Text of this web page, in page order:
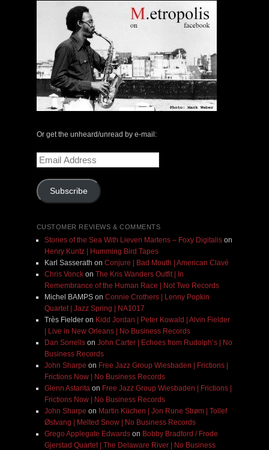
Or get the unheard/unread by e-mail:
Email
Address
Subscribe
CUSTOMER REVIEWS & COMMENTS
Stories of the Sea With Lieven Martens – Foxy Digitalison
Henry Kuntz | Humming Bird Tapes
Karl Sasserath on Conjure | Bad Mouth | American Clavé
Chris Vonckon The Kris Wanders Outfit | In
Remembrance of the Human Race | Not Two Records
Michel BAMPSon Connie Crothers | Lenny Popkin
Quartet | Jazz Spring | NA1017
Très Fielderon Kidd Jordan | Peter Kowald | Alvin Fielder
| Live in New Orleans | No Business Records
Dan Sorrellson John Carter | Echoes from Rudolph’s | No
Business Records
John Sharpe on Free Jazz Group Wiesbaden | Frictions |
Frictions Now | No Business Records
Glenn Astarita on Free Jazz Group Wiesbaden | Frictions |
Frictions Now | No Business Records
John Sharpe on Martin Küchen | Jon Rune Strøm | Tollef
Østvang | Melted Snow | No Business Records
Grego Applegate Edwardson Bobby Bradford / Frode
Gjerstad Quartet | The Delaware River | No Business